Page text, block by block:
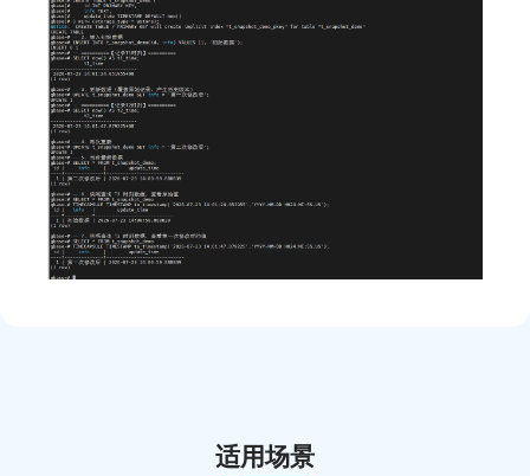
适用场景